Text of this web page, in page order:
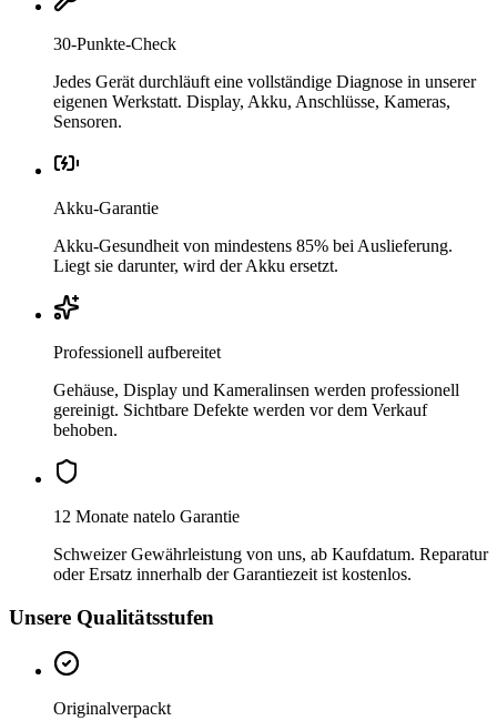
30-Punkte-Check
Jedes Gerät durchläuft eine vollständige Diagnose in unserer
eigenen Werkstatt. Display, Akku, Anschlüsse, Kameras,
Sensoren.
Akku-Garantie
Akku-Gesundheit von mindestens 85% bei Auslieferung.
Liegt sie darunter, wird der Akku ersetzt.
Professionell aufbereitet
Gehäuse, Display und Kameralinsen werden professionell
gereinigt. Sichtbare Defekte werden vor dem Verkauf
behoben.
12 Monate natelo Garantie
Schweizer Gewährleistung von uns, ab Kaufdatum. Reparatur
oder Ersatz innerhalb der Garantiezeit ist kostenlos.
Unsere Qualitätsstufen
Originalverpackt